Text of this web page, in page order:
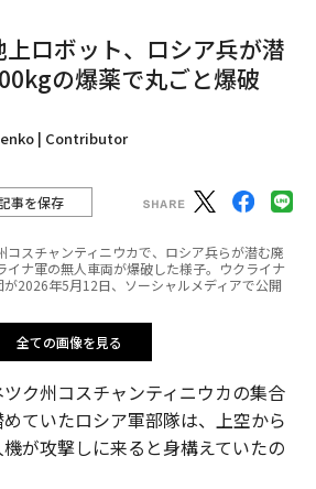
ロボット、ロシア兵が潜
の爆薬で丸ごと爆破
| Contributor
事を保存
コスチャンティニウカで、ロシア兵らが潜む廃
イナ軍の無人車両が爆破した様子。ウクライナ
2026年5月12日、ソーシャルメディアで公開
全ての画像を見る
ク州コスチャンティニウカの集合
ていたロシア軍部隊は、上空から
が攻撃しに来ると身構えていたの